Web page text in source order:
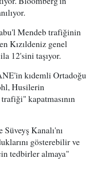
Mendeb trafiğinin
Kızıldeniz genel
12'sini taşıyor.
kıdemli Ortadoğu
Husilerin
kapatmasının
Süveyş Kanalı'nı
gösterebilir ve
tedbirler almaya"